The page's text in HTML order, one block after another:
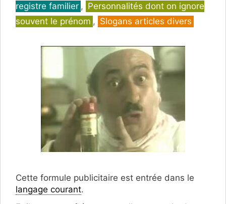
registre familier , Personnalités dont on ignore
souvent le prénom , Slogans articles divers
Cette formule publicitaire est entrée dans le
langage courant.